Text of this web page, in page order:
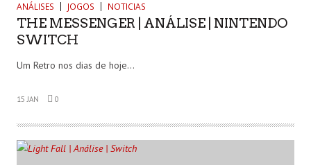
ANÁLISES JOGOS NOTICIAS
THE MESSENGER | ANÁLISE | NINTENDO
SWITCH
Um Retro nos dias de hoje…
15 JAN 0